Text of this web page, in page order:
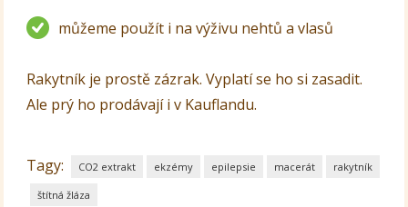
můžeme použít i na výživu nehtů a vlasů
Rakytník je prostě zázrak. Vyplatí se ho si zasadit.
Ale prý ho prodávají i v Kauflandu.
Tagy: CO2 extrakt ekzémy epilepsie macerát rakytník
štítná žláza